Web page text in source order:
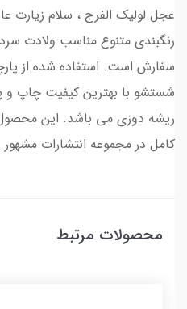
عجل لولیک الفرج ، سلام زیارت
رنگبندی متنوع مناسب ولادت
سفارش است. استفاده شده از
شستشو با بهترین کیفیت چاپ و
ریشه دوزی می باشد. این
کامل در مجموعه انتشارات
محصولات مرتبط